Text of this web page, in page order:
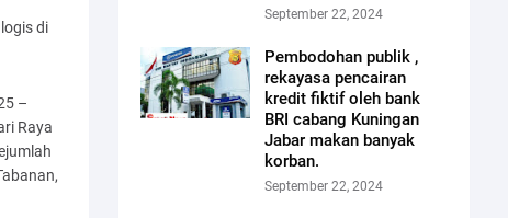
di
–
Raya
September 22, 2024
Pembodohan publik ,
rekayasa pencairan
kredit fiktif oleh bank
BRI cabang Kuningan
Jabar makan banyak
korban.
September 22, 2024